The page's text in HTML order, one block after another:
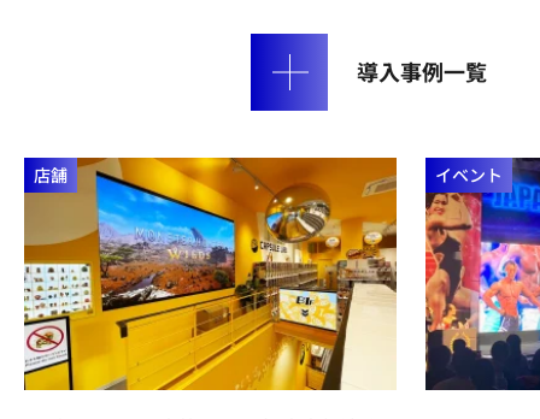
導入事例一覧
店舗 イベント